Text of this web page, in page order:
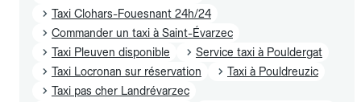
Taxi Clohars-Fouesnant 24h/24
Commander un taxi à Saint-Évarzec
Taxi Pleuven disponible
Service taxi à Pouldergat
Taxi Locronan sur réservation
Taxi à Pouldreuzic
Taxi pas cher Landrévarzec